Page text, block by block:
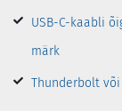
USB-C-kaabli
märk
Thunderbolt või